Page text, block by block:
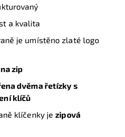
a kvalita
je umístěno zlaté logo
zip
dvěma řetízky s
klíčů
klíčenky jezipová